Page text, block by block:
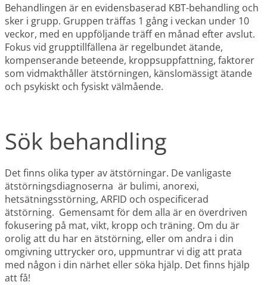
Behandlingen är en evidensbaserad KBT-behandling och
sker i grupp. Gruppen träffas 1 gång i veckan under 10
veckor, med en uppföljande träff en månad efter avslut.
Fokus vid grupptillfällena är regelbundet ätande,
kompenserande beteende, kroppsuppfattning, faktorer
som vidmakthåller ätstörningen, känslomässigt ätande
och psykiskt och fysiskt välmående.
Sök behandling
Det finns olika typer av ätstörningar. De vanligaste
ätstörningsdiagnoserna är bulimi, anorexi,
hetsätningsstörning, ARFID och ospecificerad
ätstörning. Gemensamt för dem alla är en överdriven
fokusering på mat, vikt, kropp och träning. Om du är
orolig att du har en ätstörning, eller om andra i din
omgivning uttrycker oro, uppmuntrar vi dig att prata
med någon i din närhet eller söka hjälp. Det finns hjälp
att få!